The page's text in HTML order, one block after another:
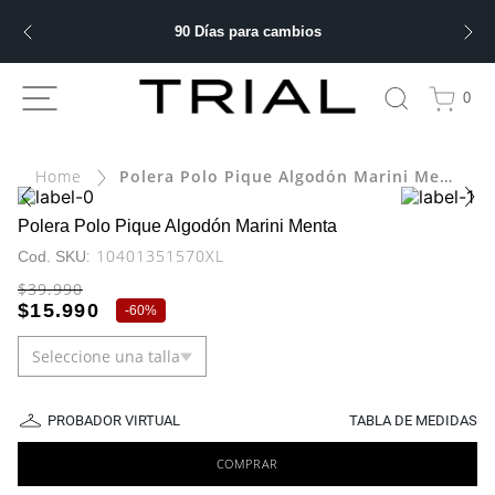
90 Días para cambios
0
Polera Polo Pique Algodón Marini Menta
Polera Polo Pique Algodón Marini Menta
: 10401351570XL
$39.990
$15.990 -60%
Seleccione una talla
PROBADOR VIRTUAL TABLA DE MEDIDAS
COMPRAR
BUSCADOS